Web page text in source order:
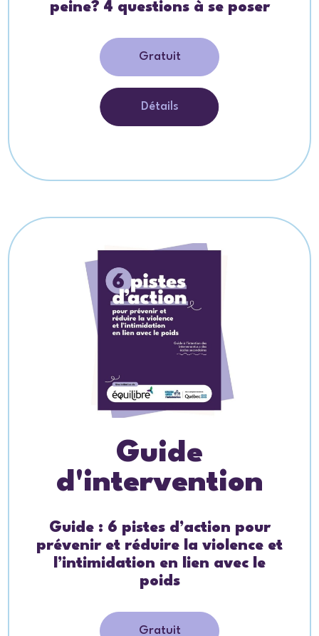
peine? 4 questions à se poser
Gratuit
Détails
Guide
d'intervention
Guide : 6 pistes d’action pour
prévenir et réduire la violence et
l’intimidation en lien avec le
poids
Gratuit